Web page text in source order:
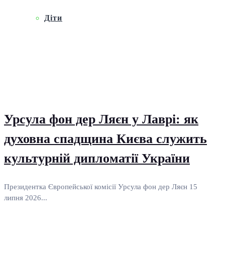
Діти
Урсула фон дер Ляєн у Лаврі: як
духовна спадщина Києва служить
культурній дипломатії України
Президентка Європейської комісії Урсула фон дер Ляєн 15
липня 2026...